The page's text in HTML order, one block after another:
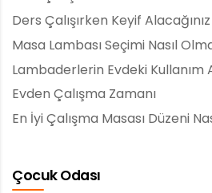
Ders Çalışırken Keyif
Masa Lambası Seçimi Nasıl
Lambaderlerin Evdeki Kullanım
Evden Çalışma Zamanı
En İyi Çalışma Masası Düzeni
Çocuk Odası